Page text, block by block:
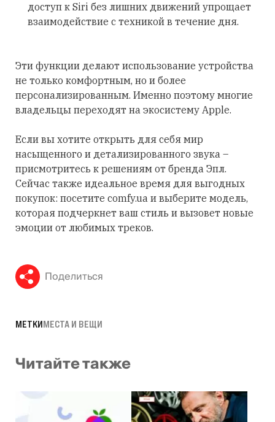
доступ к Siri без лишних движений упрощает
взаимодействие с техникой в течение дня.
Эти функции делают использование устройства
не только комфортным, но и более
персонализированным. Именно поэтому многие
владельцы переходят на экосистему Apple.
Если вы хотите открыть для себя мир
насыщенного и детализированного звука –
присмотритесь к решениям от бренда Эпл.
Сейчас также идеальное время для выгодных
покупок: посетите comfy.ua и выберите модель,
которая подчеркнет ваш стиль и вызовет новые
эмоции от любимых треков.
Поделиться
МЕТКИМЕСТА И ВЕЩИ
Читайте также